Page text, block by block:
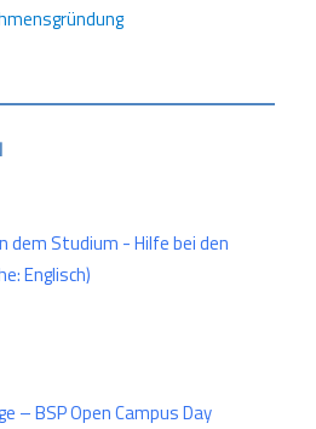
Studium - Hilfe bei den
Englisch)
BSP Open Campus Day